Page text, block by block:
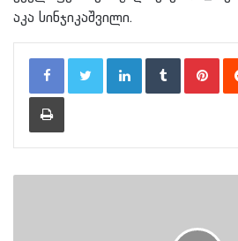
აკა სინჯიკაშვილი.
LinkedInTumblr
Print